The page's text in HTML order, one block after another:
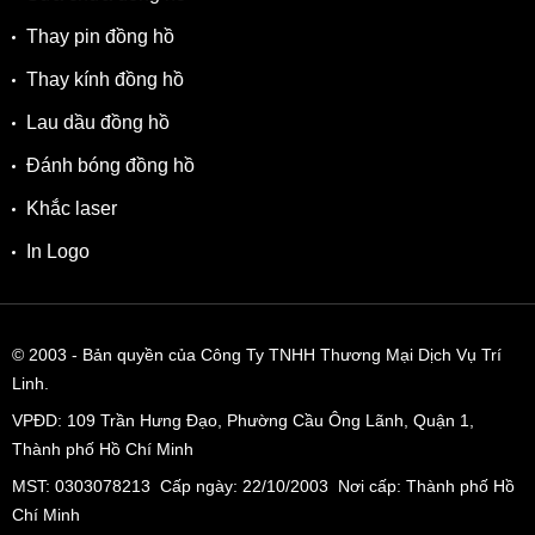
✓ Bộ 3 kim dauphine với các mốc giờ tam giác hoàn thiện
trọng đi kèm khóa cân bằng hạn chế gãy dây.
✓ Bộ máy pin Quartz Thụy Sĩ mạnh mẽ và bền bỉ.
✓ Độ chịu nước 3ATM, hỗ trợ rửa tay hoặc đi mưa nhỏ.
Thay pin đồng hồ
Thay kính đồng hồ
Lau dầu đồng hồ
Đánh bóng đồng hồ
Khắc laser
In Logo
© 2003 - Bản quyền của Công Ty TNHH Thương Mại Dịch Vụ Trí
Linh.
VPĐD: 109 Trần Hưng Đạo, Phường Cầu Ông Lãnh, Quận 1,
Thành phố Hồ Chí Minh
MST: 0303078213 Cấp ngày: 22/10/2003 Nơi cấp: Thành phố Hồ
Chí Minh